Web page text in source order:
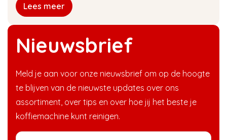
Nieuwsbrief
Meld je aan voor onze nieuwsbrief om op de hoogte
te blijven van de nieuwste updates over ons
assortiment, over tips en over hoe jij het beste je
koffiemachine kunt reinigen.
Lees meer